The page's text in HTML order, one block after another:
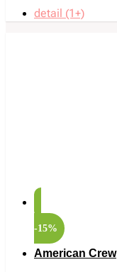
detail (1+)
-15%
American Crew